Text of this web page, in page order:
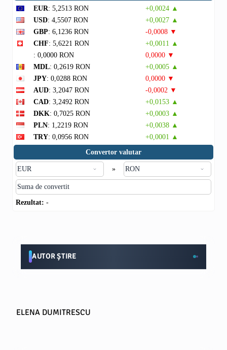
EUR: 5,2513 RON
+0,0024 ▲
USD: 4,5507 RON
+0,0027 ▲
GBP: 6,1236 RON
-0,0008 ▼
CHF: 5,6221 RON
+0,0011 ▲
: 0,0000 RON
0,0000 ▼
MDL: 0,2619 RON
+0,0005 ▲
JPY: 0,0288 RON
0,0000 ▼
AUD: 3,2047 RON
-0,0002 ▼
CAD: 3,2492 RON
+0,0153 ▲
DKK: 0,7025 RON
+0,0003 ▲
PLN: 1,2219 RON
+0,0038 ▲
TRY: 0,0956 RON
+0,0001 ▲
Convertor valutar
»
Rezultat: -
AUTOR ȘTIRE
ELENA DUMITRESCU